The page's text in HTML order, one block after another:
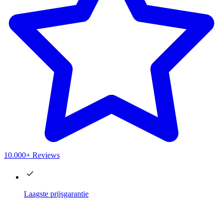
10.000+ Reviews
Laagste prijsgarantie